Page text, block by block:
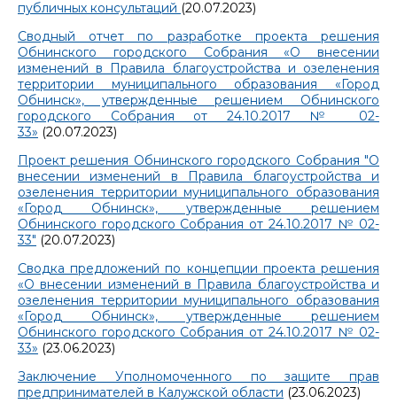
публичных консультаций (20.07.2023)
Сводный отчет по разработке проекта решения
Обнинского городского Собрания «О внесении
изменений в Правила благоустройства и озеленения
территории муниципального образования «Город
Обнинск», утвержденные решением Обнинского
городского Собрания от 24.10.2017 № 02-
33» (20.07.2023)
Проект решения Обнинского городского Собрания "О
внесении изменений в Правила благоустройства и
озеленения территории муниципального образования
«Город Обнинск», утвержденные решением
Обнинского городского Собрания от 24.10.2017 № 02-
33" (20.07.2023)
Сводка предложений по концепции проекта решения
«О внесении изменений в Правила благоустройства и
озеленения территории муниципального образования
«Город Обнинск», утвержденные решением
Обнинского городского Собрания от 24.10.2017 № 02-
33» (23.06.2023)
Заключение Уполномоченного по защите прав
предпринимателей в Калужской области (23.06.2023)